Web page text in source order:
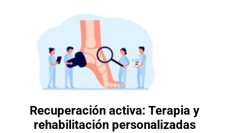
Recuperación activa: Terapia y
rehabilitación personalizadas